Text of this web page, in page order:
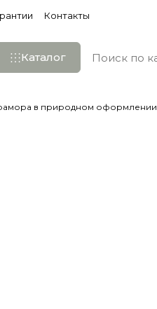
Контакты
Каталог
в природном оформлении